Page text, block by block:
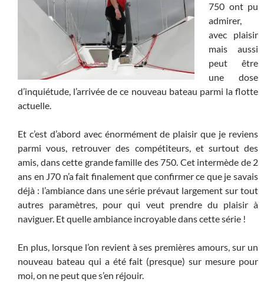
750 ont pu
admirer,
avec plaisir
mais aussi
peut être
une dose
d’inquiétude, l’arrivée de ce nouveau bateau parmi la flotte
actuelle.
Et c’est d’abord avec énormément de plaisir que je reviens
parmi vous, retrouver des compétiteurs, et surtout des
amis, dans cette grande famille des 750. Cet intermède de 2
ans en J70 n’a fait finalement que confirmer ce que je savais
déjà : l’ambiance dans une série prévaut largement sur tout
autres paramètres, pour qui veut prendre du plaisir à
naviguer. Et quelle ambiance incroyable dans cette série !
En plus, lorsque l’on revient à ses premières amours, sur un
nouveau bateau qui a été fait (presque) sur mesure pour
moi, on ne peut que s’en réjouir.